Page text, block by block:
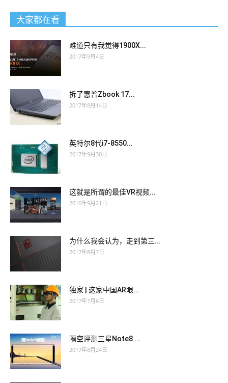
大家都在看
难道只有我觉得1900X...
2017年9月4日
拆了惠普Zbook 17...
2017年8月14日
英特尔8代i7-8550...
2017年9月30日
这就是所谓的最佳VR视频...
2016年9月21日
为什么我会认为，走到第三...
2017年8月7日
独家 | 这家中国AR眼...
2017年7月6日
隔空评测三星Note8 ...
2017年8月24日